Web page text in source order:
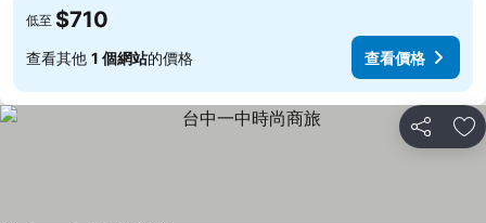
低至 $710
查看其他 1 個網站的價格 查看價格
分享 加